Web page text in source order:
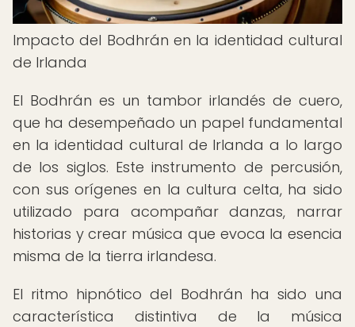
Impacto del Bodhrán en la identidad cultural
de Irlanda
El Bodhrán es un tambor irlandés de cuero,
que ha desempeñado un papel fundamental
en la identidad cultural de Irlanda a lo largo
de los siglos. Este instrumento de percusión,
con sus orígenes en la cultura celta, ha sido
utilizado para acompañar danzas, narrar
historias y crear música que evoca la esencia
misma de la tierra irlandesa.
El ritmo hipnótico del Bodhrán ha sido una
característica distintiva de la música